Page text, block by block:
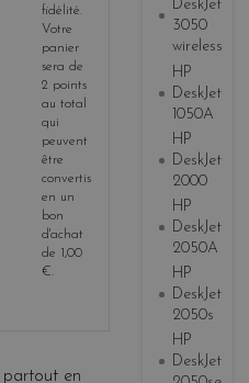
fidélité.
Votre
panier
sera de
2 points
au total
qui
peuvent
être
convertis
en un
bon
d'achat
de 1,00
€.
partout en
DeskJet
3050
wireless
HP
DeskJet
1050A
HP
DeskJet
2000
HP
DeskJet
2050A
HP
DeskJet
2050s
HP
DeskJet